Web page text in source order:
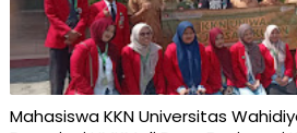
Mahasiswa KKN Universitas